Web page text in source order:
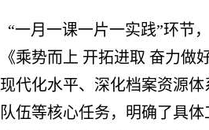
“一月一课一片一实践”环节
《乘势而上 开拓进取 奋力做
现代化水平、深化档案资源
队伍等核心任务，明确了具